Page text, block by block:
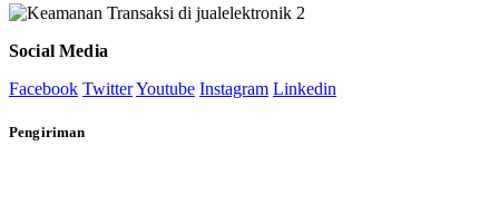
Social Media
Facebook TwitterYoutube Instagram Linkedin
Pengiriman